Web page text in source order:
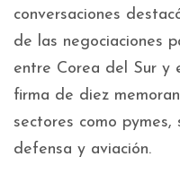
conversaciones
de las negociaciones
entre Corea del Sur y
firma de diez
sectores como pymes,
defensa y aviación.